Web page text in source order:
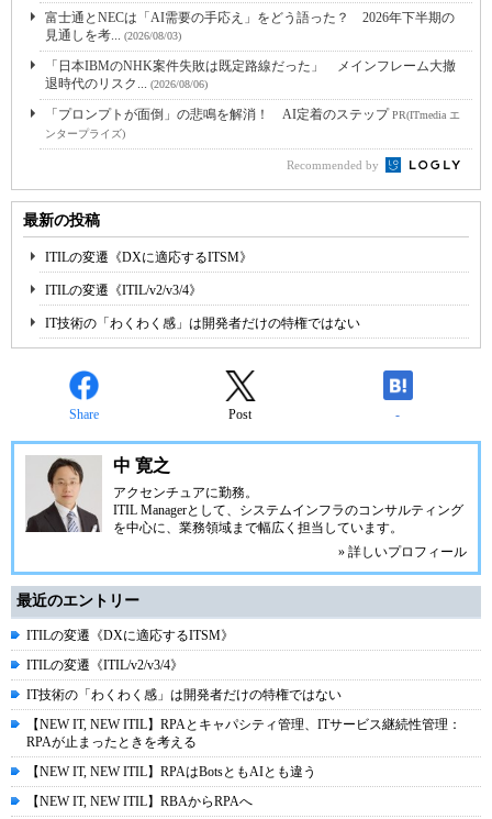
富士通とNECは「AI需要の手応え」をどう語った？ 2026年下半期の
見通しを考...
(2026/08/03)
「日本IBMのNHK案件失敗は既定路線だった」 メインフレーム大撤
退時代のリスク...
(2026/08/06)
「プロンプトが面倒」の悲鳴を解消！ AI定着のステップPR(ITmedia エ
ンタープライズ)
Recommended by
最新の投稿
ITILの変遷《DXに適応するITSM》
ITILの変遷《ITIL/v2/v3/4》
IT技術の「わくわく感」は開発者だけの特権ではない
Share Post -
中 寛之
アクセンチュアに勤務。
ITIL Managerとして、システムインフラのコンサルティング
を中心に、業務領域まで幅広く担当しています。
» 詳しいプロフィール
最近のエントリー
ITILの変遷《DXに適応するITSM》
ITILの変遷《ITIL/v2/v3/4》
IT技術の「わくわく感」は開発者だけの特権ではない
【NEW IT, NEW ITIL】RPAとキャパシティ管理、ITサービス継続性管理：
RPAが止まったときを考える
【NEW IT, NEW ITIL】RPAはBotsともAIとも違う
【NEW IT, NEW ITIL】RBAからRPAへ